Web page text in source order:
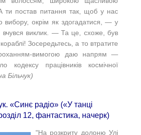
постав питання так, щоб у нас
вибору, окрім як здогадатися, — у
вчувся виклик. — Та це, схоже, був
Зосередьтесь, а то втратите
вимогою даю напрям —
кодексу працівників космічної
Більчук)
«Синє радіо» («У танці
12, фантастика, начерк)
"На розкриту долоню Улі